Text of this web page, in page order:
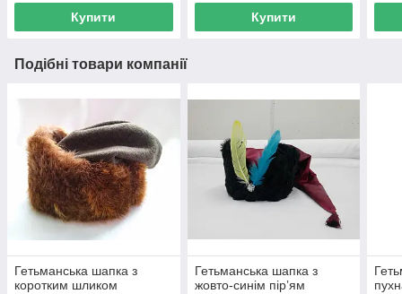
Купити Купити
Подібні товари компанії
Гетьманська шапка з
коротким шликом
Гетьманська шапка з
жовто-синім пір’ям